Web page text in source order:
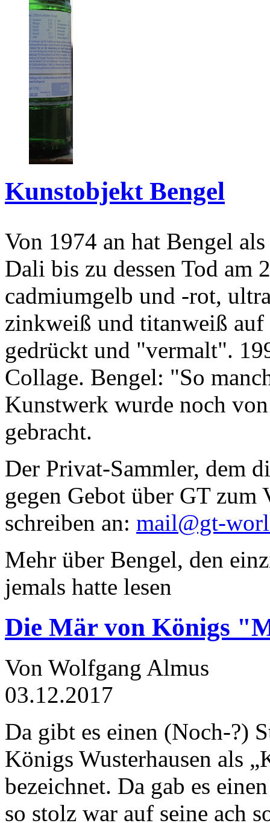
Kunstobjekt Bengel
Von 1974 an hat Bengel
Dali bis zu dessen Tod am
cadmiumgelb und -rot,
zinkweiß und titanweiß
gedrückt und "vermalt".
Collage. Bengel: "So
Kunstwerk wurde noch
gebracht.
Der Privat-Sammler, dem
gegen Gebot über GT zum
schreiben an: mail@gt-
Mehr über Bengel, den
jemals hatte lesen
Die Mär von Königs
Von Wolfgang Almus
03.12.2017
Da gibt es einen (Noch-?)
Königs Wusterhausen als
bezeichnet. Da gab es
so stolz war auf seine ach